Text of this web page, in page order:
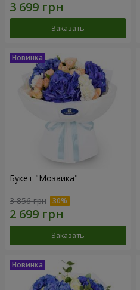
Заказать
Букет "Мозаика"
3 856 грн
Заказать